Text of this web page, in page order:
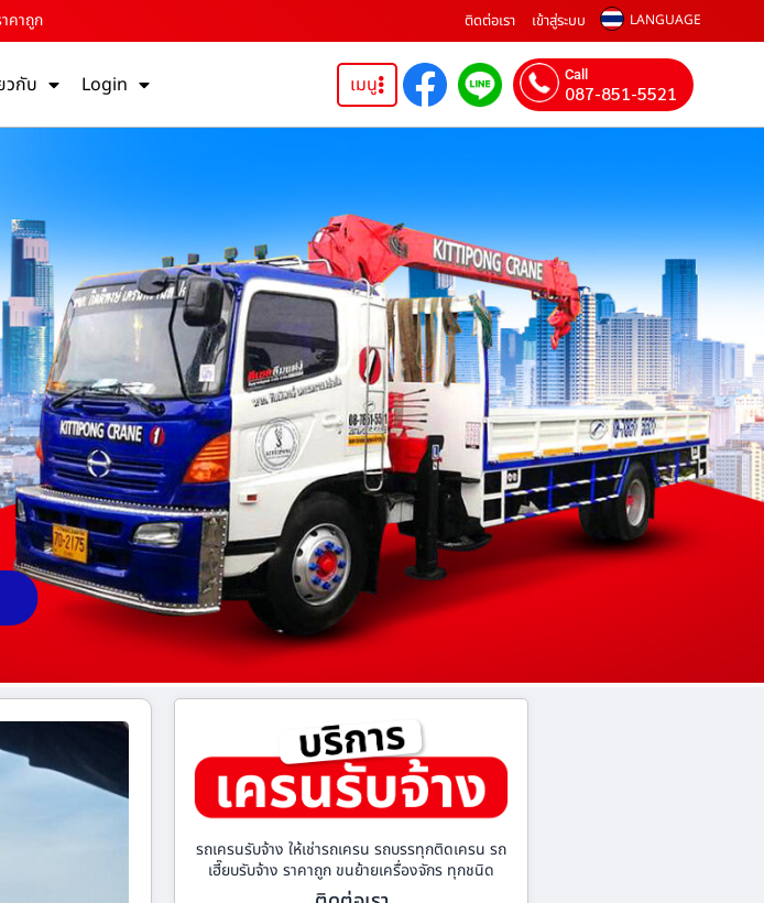
คาถูก ติดต่อเรา เข้าสู่ระบบ LANGUAGE
วกับ Login เมนู Call
087-851-5521
รถเครนรับจ้าง ให้เช่ารถเครน รถบรรทุกติดเครน รถ
เฮี๊ยบรับจ้าง ราคาถูก ขนย้ายเครื่องจักร ทุกชนิด